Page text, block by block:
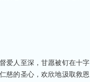
爱人至深，甘愿被钉在十字
慈的圣心，欢欣地汲取救恩